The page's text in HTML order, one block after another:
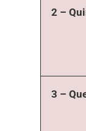
2 –
3 –